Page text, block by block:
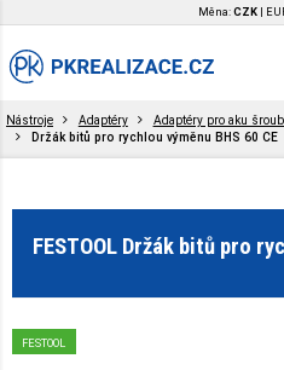
Měna:CZK
Nástroje Adaptéry
Adaptéry pro aku
Držák bitů pro rychlou výměnu BHS 60 CE
FESTOOL Držák bitů pro
FESTOOL